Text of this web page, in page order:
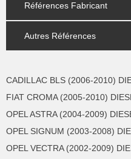
Références Fabricant
Autres Références
CADILLAC BLS (2006-2010)
FIAT CROMA (2005-2010)
OPEL ASTRA (2004-2009)
OPEL SIGNUM (2003-2008)
OPEL VECTRA (2002-2009)